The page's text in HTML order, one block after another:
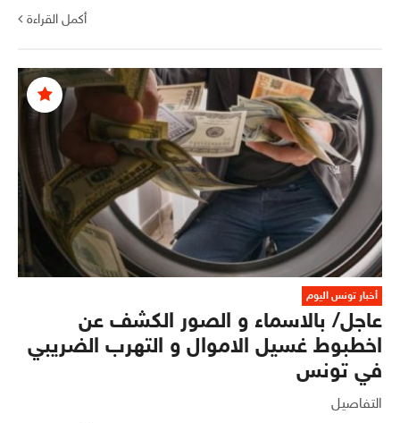
أكمل القراءة
أخبار تونس اليوم
عاجل/ بالاسماء و الصور الكشف عن
اخطبوط غسيل الاموال و التهرب الضريبي
في تونس
التفاصيل